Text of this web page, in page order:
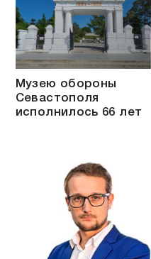
Музею обороны
Севастополя
исполнилось 66 лет